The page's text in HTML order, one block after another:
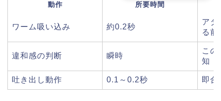
動作 所要時間
ワーム吸い込み 約0.2秒
アタ
る前
違和感の判断 瞬時
この
知
吐き出し動作 0.1～0.2秒 即合